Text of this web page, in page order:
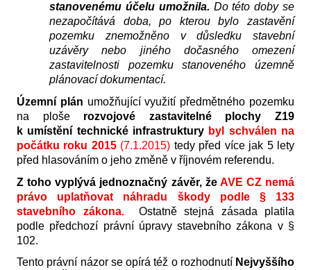
stanovenému účelu umožnila. Do této doby se
nezapočítává doba, po kterou bylo zastavění
pozemku znemožněno v důsledku stavební
uzávěry nebo jiného dočasného omezení
zastavitelnosti pozemku stanoveného územně
plánovací dokumentací.
Územní plán umožňující využití předmětného pozemku
na ploše rozvojové zastavitelné plochy Z19
k umístění technické infrastruktury byl schválen na
počátku roku 2015 (7.1.2015) tedy před více jak 5 lety
před hlasováním o jeho změně v říjnovém referendu.
Z toho vyplývá jednoznačný závěr, že AVE CZ nemá
právo uplatňovat náhradu škody podle § 133
stavebního zákona.
Ostatně stejná zásada platila
podle předchozí právní úpravy stavebního zákona v §
102.
Tento právní názor se opírá též o rozhodnutí Nejvyššího